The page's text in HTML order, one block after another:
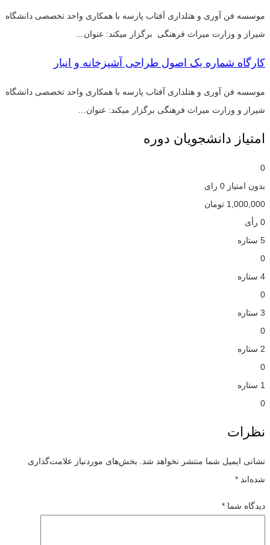
موسسه فن آوری و هتلداری آفتاب پارسه با همکاری واحد تخصصی دانشگاه
شیراز و وزارت میراث فرهنگی برگزار میکند: عنوان…
کارگاه شماره یک اصول طراحی آشپزخانه و انبار
موسسه فن آوری و هتلداری آفتاب پارسه با همکاری واحد تخصصی دانشگاه
شیراز و وزارت میراث فرهنگی برگزار میکند: عنوان…
امتیاز دانشجویان دوره
0
بدون امتیاز 0 رای
1,000,000 تومان
0 رأی
5 ستاره
0
4 ستاره
0
3 ستاره
0
2 ستاره
0
1 ستاره
0
نظرات
نشانی ایمیل شما منتشر نخواهد شد.
بخش‌های موردنیاز علامت‌گذاری
شده‌اند *
دیدگاه شما *